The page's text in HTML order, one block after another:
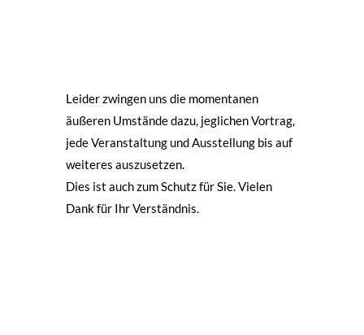
Leider zwingen uns die momentanen
äußeren Umstände dazu, jeglichen Vortrag,
jede Veranstaltung und Ausstellung bis auf
weiteres auszusetzen.
Dies ist auch zum Schutz für Sie. Vielen
Dank für Ihr Verständnis.